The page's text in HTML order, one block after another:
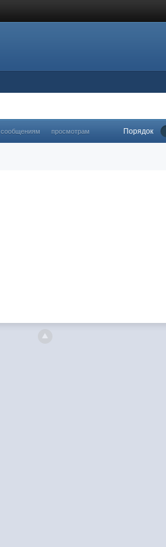
сообщениям просмотрам Порядок